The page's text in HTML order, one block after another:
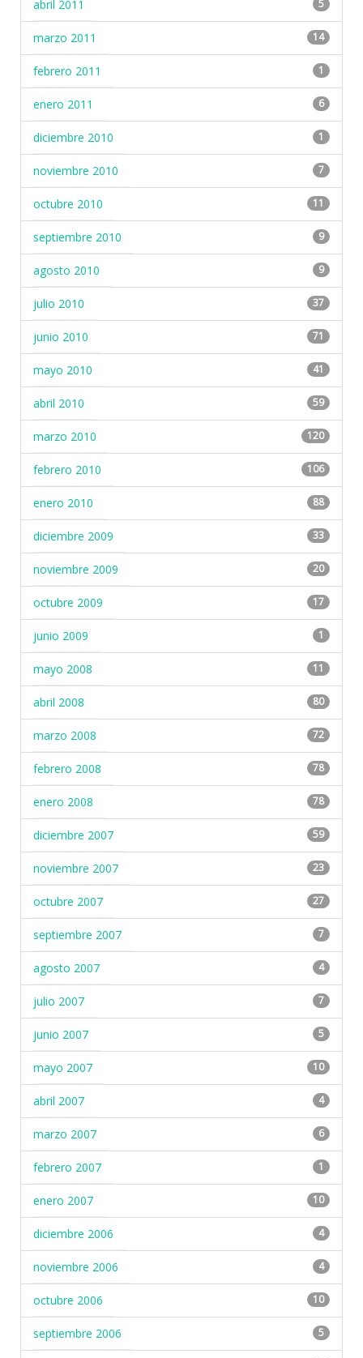
abril 2011 5
marzo 2011 14
febrero 2011 1
enero 2011 6
diciembre 2010 1
noviembre 2010 7
octubre 2010 11
septiembre 2010 9
agosto 2010 9
julio 2010 37
junio 2010 71
mayo 2010 41
abril 2010 59
marzo 2010 120
febrero 2010 106
enero 2010 88
diciembre 2009 33
noviembre 2009 20
octubre 2009 17
junio 2009 1
mayo 2008 11
abril 2008 80
marzo 2008 72
febrero 2008 78
enero 2008 78
diciembre 2007 59
noviembre 2007 23
octubre 2007 27
septiembre 2007 7
agosto 2007 4
julio 2007 7
junio 2007 5
mayo 2007 10
abril 2007 4
marzo 2007 6
febrero 2007 1
enero 2007 10
diciembre 2006 4
noviembre 2006 4
octubre 2006 10
septiembre 2006 5